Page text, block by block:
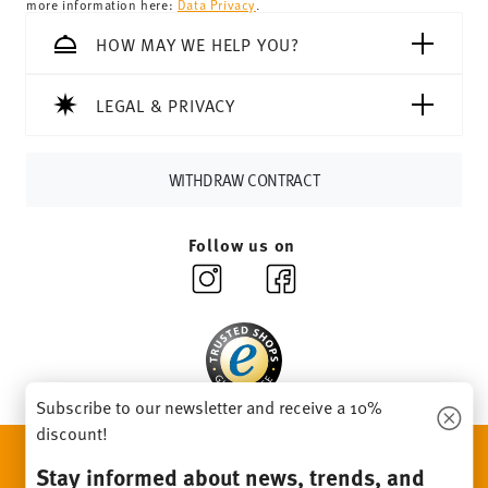
69,90 CHF, delivery charges are 36,90 CHF.
Tracking:You will receive a tracking code by e-mail as
Delivery time: 3-5 working days for delivery within
Germany for items in stock. You can view delivery times to
For returns, please use ourreturns service
more information here: Data Privacy
HOW MAY WE HELP YOU?
LEGAL & PRIVACY
WITHDRAW CONTRACT
Follow us on
Beauty & functionality for your home
Subscribe to our newsletter and receive a 10%
discount!
Stay informed about news, trends, and